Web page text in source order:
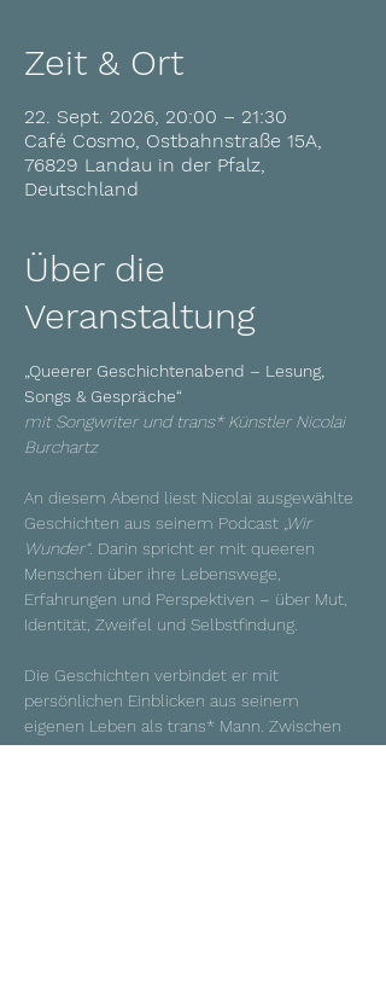
Zeit & Ort
22. Sept. 2026, 20:00 – 21:30
Café Cosmo, Ostbahnstraße 15A,
76829 Landau in der Pfalz,
Deutschland
Über die
Veranstaltung
„Queerer Geschichtenabend – Lesung,
Songs & Gespräche“
mit Songwriter und trans* Künstler Nicolai
Burchartz
An diesem Abend liest Nicolai ausgewählte
Geschichten aus seinem Podcast „Wir
Wunder“. Darin spricht er mit queeren
Menschen über ihre Lebenswege,
Erfahrungen und Perspektiven – über Mut,
Identität, Zweifel und Selbstfindung.
Die Geschichten verbindet er mit
persönlichen Einblicken aus seinem
eigenen Leben als trans* Mann. Zwischen
den Lesepassagen spielt Nicolai Songs, die